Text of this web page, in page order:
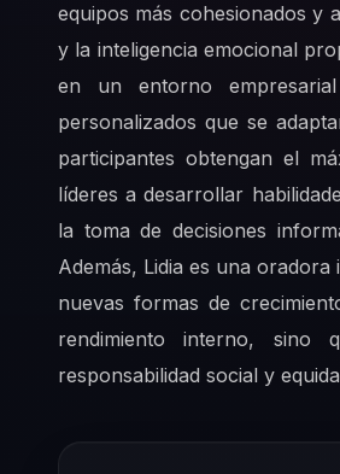
equipos más cohesionados y
y la inteligencia emocional
en un entorno
personalizados que se
participantes obtengan el
líderes a desarrollar
la toma de decisiones
Además, Lidia es una
nuevas formas de
rendimiento interno, sino
responsabilidad social y